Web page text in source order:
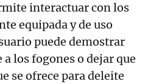
interactuar con los
equipada y de uso
puede demostrar
los fogones o dejar que
se ofrece para deleite